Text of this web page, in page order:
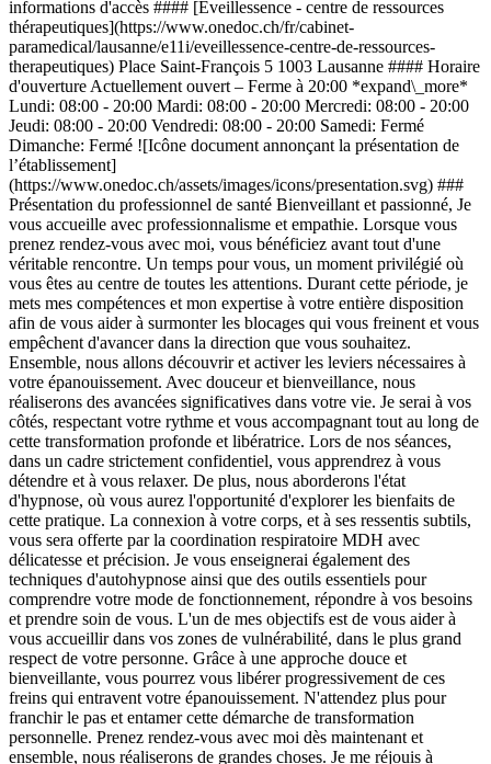
informations d'accès #### [Eveillessence - centre de ressources
thérapeutiques](https://www.onedoc.ch/fr/cabinet-
paramedical/lausanne/e11i/eveillessence-centre-de-ressources-
therapeutiques) Place Saint-François 5 1003 Lausanne #### Horaire
d'ouverture Actuellement ouvert – Ferme à 20:00 *expand\_more*
Lundi: 08:00 - 20:00 Mardi: 08:00 - 20:00 Mercredi: 08:00 - 20:00
Jeudi: 08:00 - 20:00 Vendredi: 08:00 - 20:00 Samedi: Fermé
Dimanche: Fermé ![Icône document annonçant la présentation de
l’établissement]
(https://www.onedoc.ch/assets/images/icons/presentation.svg) ###
Présentation du professionnel de santé Bienveillant et passionné, Je
vous accueille avec professionnalisme et empathie. Lorsque vous
prenez rendez-vous avec moi, vous bénéficiez avant tout d'une
véritable rencontre. Un temps pour vous, un moment privilégié où
vous êtes au centre de toutes les attentions. Durant cette période, je
mets mes compétences et mon expertise à votre entière disposition
afin de vous aider à surmonter les blocages qui vous freinent et vous
empêchent d'avancer dans la direction que vous souhaitez.
Ensemble, nous allons découvrir et activer les leviers nécessaires à
votre épanouissement. Avec douceur et bienveillance, nous
réaliserons des avancées significatives dans votre vie. Je serai à vos
côtés, respectant votre rythme et vous accompagnant tout au long de
cette transformation profonde et libératrice. Lors de nos séances,
dans un cadre strictement confidentiel, vous apprendrez à vous
détendre et à vous relaxer. De plus, nous aborderons l'état
d'hypnose, où vous aurez l'opportunité d'explorer les bienfaits de
cette pratique. La connexion à votre corps, et à ses ressentis subtils,
vous sera offerte par la coordination respiratoire MDH avec
délicatesse et précision. Je vous enseignerai également des
techniques d'autohypnose ainsi que des outils essentiels pour
comprendre votre mode de fonctionnement, répondre à vos besoins
et prendre soin de vous. L'un de mes objectifs est de vous aider à
vous accueillir dans vos zones de vulnérabilité, dans le plus grand
respect de votre personne. Grâce à une approche douce et
bienveillante, vous pourrez vous libérer progressivement de ces
freins qui entravent votre épanouissement. N'attendez plus pour
franchir le pas et entamer cette démarche de transformation
personnelle. Prenez rendez-vous avec moi dès maintenant et
ensemble, nous réaliserons de grandes choses. Je me réjouis à